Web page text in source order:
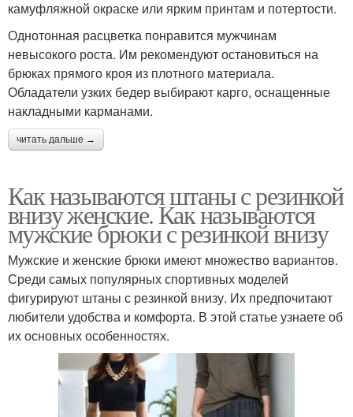
камуфляжной окраске или ярким принтам и потертости.
Однотонная расцветка понравится мужчинам
невысокого роста. Им рекомендуют остановиться на
брюках прямого кроя из плотного материала.
Обладатели узких бедер выбирают карго, оснащенные
накладными карманами.
читать дальше →
Как называются штаны с резинкой
внизу женские. Как называются
мужские брюки с резинкой внизу
Мужские и женские брюки имеют множество вариантов.
Среди самых популярных спортивных моделей
фигурируют штаны с резинкой внизу. Их предпочитают
любители удобства и комфорта. В этой статье узнаете об
их основных особенностях.